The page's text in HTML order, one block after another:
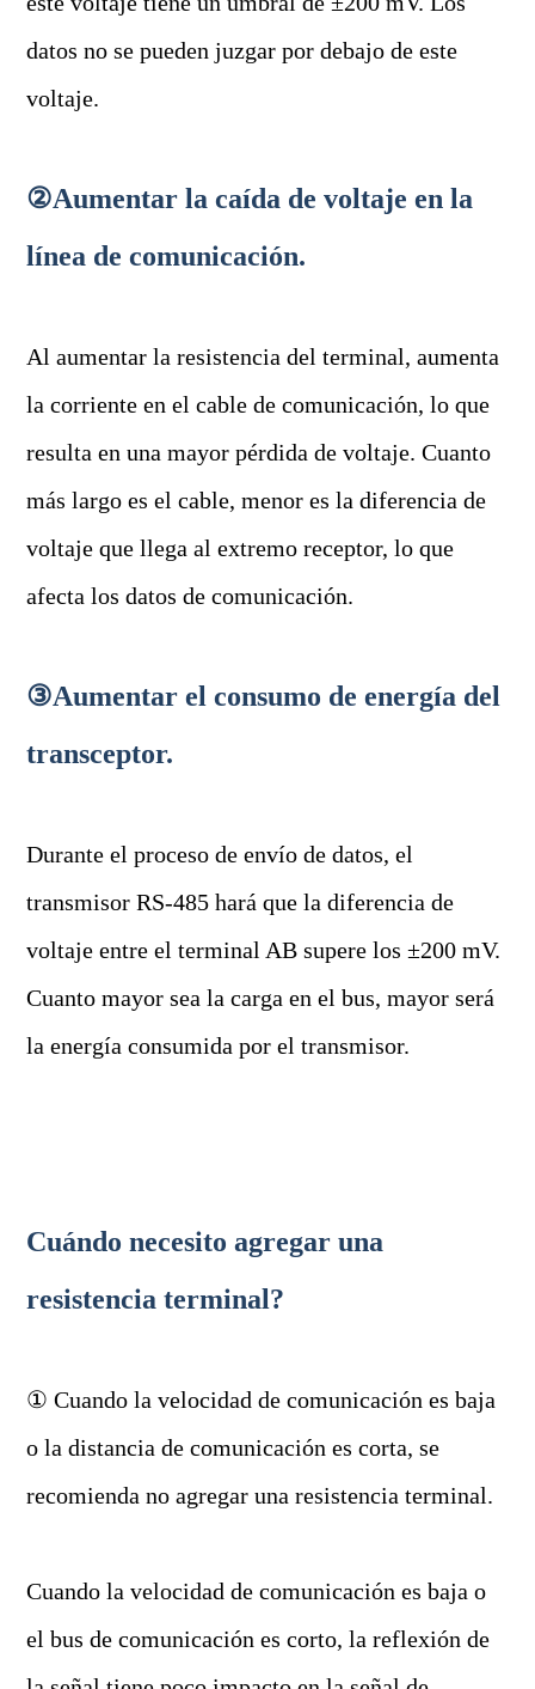
datos no se pueden juzgar por debajo de este
voltaje.
②Aumentar la caída de voltaje en la
línea de comunicación.
Al aumentar la resistencia del terminal, aumenta
la corriente en el cable de comunicación, lo que
resulta en una mayor pérdida de voltaje. Cuanto
más largo es el cable, menor es la diferencia de
voltaje que llega al extremo receptor, lo que
afecta los datos de comunicación.
③Aumentar el consumo de energía del
transceptor.
Durante el proceso de envío de datos, el
transmisor RS-485 hará que la diferencia de
voltaje entre el terminal AB supere los ±200 mV.
Cuanto mayor sea la carga en el bus, mayor será
la energía consumida por el transmisor.
Cuándo necesito agregar una
resistencia terminal?
① Cuando la velocidad de comunicación es baja
o la distancia de comunicación es corta, se
recomienda no agregar una resistencia terminal.
Cuando la velocidad de comunicación es baja o
el bus de comunicación es corto, la reflexión de